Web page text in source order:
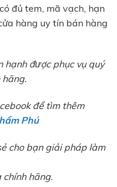
đủ tem, mã vạch, hạn
hàng uy tín bán hàng
hạnh được phục vụ quý
để tìm thêm
Phú
cho bạn giải pháp làm
chính hãng.